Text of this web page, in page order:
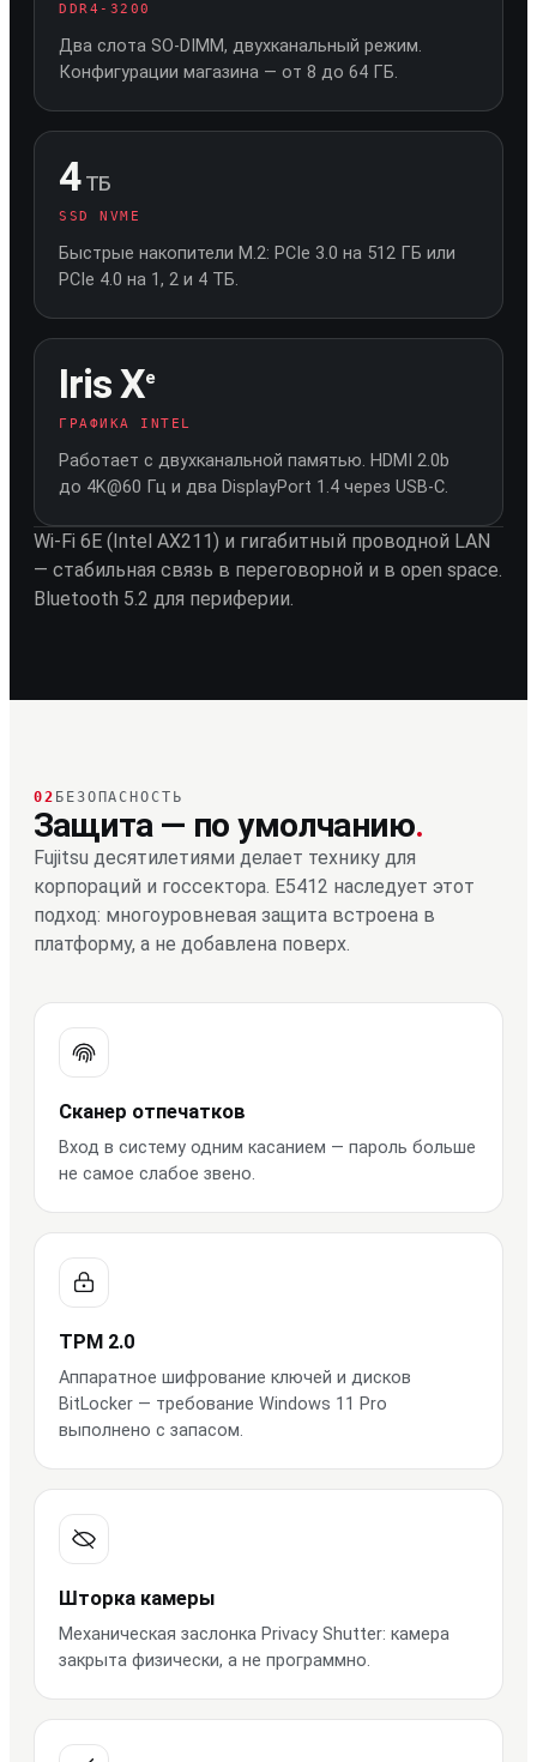
DDR4-3200
Два слота SO-DIMM, двухканальный режим.
Конфигурации магазина — от 8 до 64 ГБ.
4ТБ
SSD NVME
Быстрые накопители M.2: PCIe 3.0 на 512 ГБ или
PCIe 4.0 на 1, 2 и 4 ТБ.
Iris Xe
ГРАФИКА INTEL
Работает с двухканальной памятью. HDMI 2.0b
до 4K@60 Гц и два DisplayPort 1.4 через USB-C.
Wi-Fi 6E (Intel AX211) и гигабитный проводной LAN
— стабильная связь в переговорной и в open space.
Bluetooth 5.2 для периферии.
02 БЕЗОПАСНОСТЬ
Защита — по умолчанию.
Fujitsu десятилетиями делает технику для
корпораций и госсектора. E5412 наследует этот
подход: многоуровневая защита встроена в
платформу, а не добавлена поверх.
Сканер отпечатков
Вход в систему одним касанием — пароль больше
не самое слабое звено.
TPM 2.0
Аппаратное шифрование ключей и дисков
BitLocker — требование Windows 11 Pro
выполнено с запасом.
Шторка камеры
Механическая заслонка Privacy Shutter: камера
закрыта физически, а не программно.